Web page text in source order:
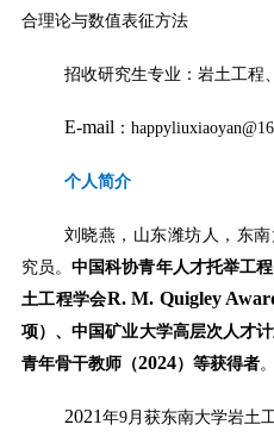
合理论与数值表征方法
招收研究生专业：岩土工程
E-mail：
个人简介
刘晓燕，山东潍坊人，东
究员。中国科协青年人才托举工
土工程学会R. M. Quigley
项） 、中国矿业大学高层次人才
青年骨干教师（2024） 等获得者。
2021 年9月获东南大学岩土